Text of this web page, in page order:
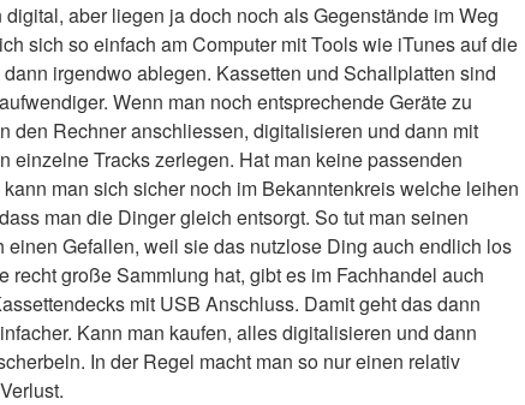
aber liegen ja doch noch als Gegenstände im Weg
sich so einfach am Computer mit Tools wie iTunes auf die
irgendwo ablegen. Kassetten und Schallplatten sind
Wenn man noch entsprechende Geräte zu
den Rechner anschliessen, digitalisieren und dann mit
einzelne Tracks zerlegen. Hat man keine passenden
man sich sicher noch im Bekanntenkreis welche leihen
man die Dinger gleich entsorgt. So tut man seinen
einen Gefallen, weil sie das nutzlose Ding auch endlich los
recht große Sammlung hat, gibt es im Fachhandel auch
mit USB Anschluss. Damit geht das dann
Kann man kaufen, alles digitalisieren und dann
In der Regel macht man so nur einen relativ